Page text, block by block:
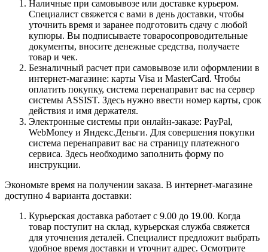
Наличные при самовывозе или доставке курьером.
Специалист свяжется с вами в день доставки, чтобы
уточнить время и заранее подготовить сдачу с любой
купюры. Вы подписываете товаросопроводительные
документы, вносите денежные средства, получаете
товар и чек.
Безналичный расчет при самовывозе или оформлении в
интернет-магазине: карты Visa и MasterCard. Чтобы
оплатить покупку, система перенаправит вас на сервер
системы ASSIST. Здесь нужно ввести номер карты, срок
действия и имя держателя.
Электронные системы при онлайн-заказе: PayPal,
WebMoney и Яндекс.Деньги. Для совершения покупки
система перенаправит вас на страницу платежного
сервиса. Здесь необходимо заполнить форму по
инструкции.
Экономьте время на получении заказа. В интернет-магазине
доступно 4 варианта доставки:
Курьерская доставка работает с 9.00 до 19.00. Когда
товар поступит на склад, курьерская служба свяжется
для уточнения деталей. Специалист предложит выбрать
удобное время доставки и уточнит адрес. Осмотрите